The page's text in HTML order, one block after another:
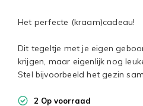
Het perfecte (kraam)cadeau!
Dit tegeltje met je eigen
krijgen, maar eigenlijk nog
Stel bijvoorbeeld het gezin
2 Op voorraad